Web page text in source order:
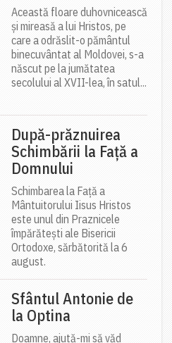
Această floare duhovnicească
și mireasă a lui Hristos, pe
care a odrăslit-o pământul
binecuvântat al Moldovei, s-a
născut pe la jumătatea
secolului al XVII-lea, în satul...
După-prăznuirea
Schimbării la Față a
Domnului
Schimbarea la Față a
Mântuitorului Iisus Hristos
este unul din Praznicele
împărătești ale Bisericii
Ortodoxe, sărbătorită la 6
august.
Sfântul Antonie de
la Optina
Doamne, ajută-mi să văd